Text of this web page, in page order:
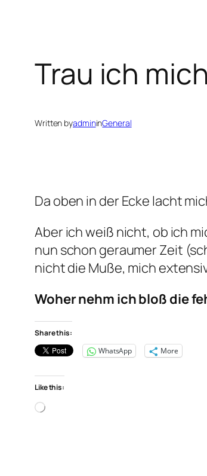
Trau ich
Written byadmininGeneral
Da oben in der Ecke lacht
Aber ich weiß nicht, ob ich
nun schon geraumer Zeit
nicht die Muße, mich
Woher nehm ich bloß die
Share this:
WhatsApp
More
Like this: